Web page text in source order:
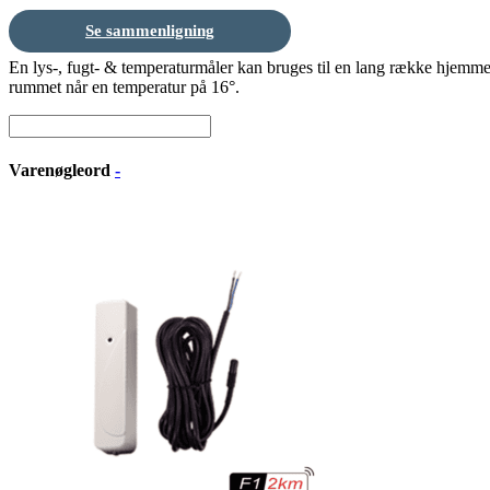
Se sammenligning
En lys-, fugt- & temperaturmåler kan bruges til en lang række
rummet når en temperatur på 16°.
Varenøgleord -